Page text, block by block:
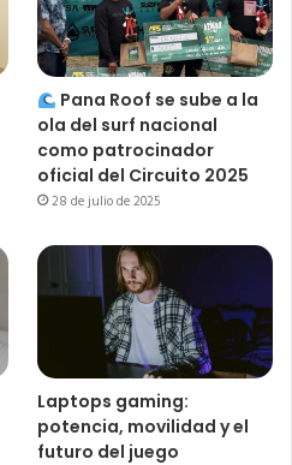
Pana Roof se sube a la
ola del surf nacional
como patrocinador
oficial del Circuito 2025
28 de julio de 2025
Laptops gaming:
potencia, movilidad y el
futuro del juego